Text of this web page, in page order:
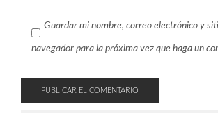
Guardar mi nombre, correo electrónico y
navegador para la próxima vez que haga un